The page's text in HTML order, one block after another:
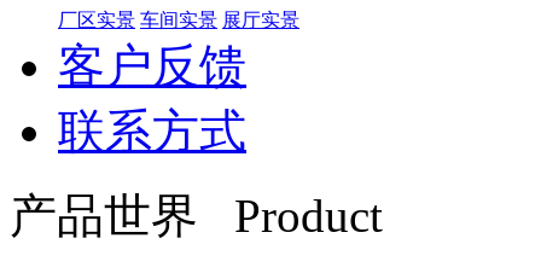
厂区实景 车间实景 展厅实景
客户反馈
联系方式
产品世界 Product